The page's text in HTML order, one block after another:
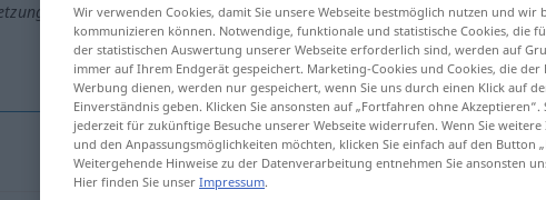
anklicken/antippen)
tot a.Lastetc
Wir verwenden Cookies, damit Sie unsere Webseite bestmöglich nutzen und wir
kommunizieren können. Notwendige, funktionale und statistische Cookies, die
der statistischen Auswertung unserer Webseite erforderlich sind, werden auf
immer auf Ihrem Endgerät gespeichert. Marketing-Cookies und Cookies, die
Werbung dienen, werden nur gespeichert, wenn Sie uns durch einen Klick auf
Einverständnis geben. Klicken Sie ansonsten auf „Fortfahren ohne
jederzeit für zukünftige Besuche unserer Webseite widerrufen. Wenn Sie
und den Anpassungsmöglichkeiten möchten, klicken Sie einfach auf den Button
Weitergehende Hinweise zu der Datenverarbeitung entnehmen Sie ansonsten
Hier finden Sie unser Impressum.